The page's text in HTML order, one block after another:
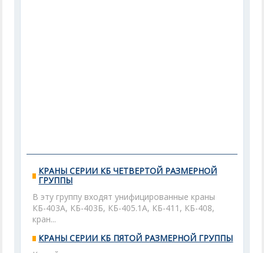
КРАНЫ СЕРИИ КБ ЧЕТВЕРТОЙ РАЗМЕРНОЙ
ГРУППЫ
В эту группу входят унифицированные краны
КБ-403А, КБ-403Б, КБ-405.1А, КБ-411, КБ-408,
кран...
КРАНЫ СЕРИИ КБ ПЯТОЙ РАЗМЕРНОЙ ГРУППЫ